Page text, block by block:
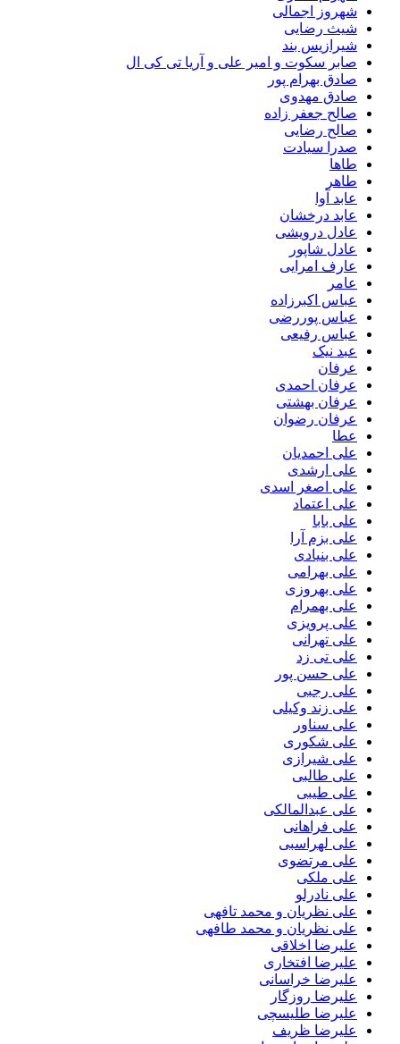
شهروز اجمالی
شیث رضایی
شیرازیس بند
صابر سکوت و امیر علی و آریا تی کی ال
صادق بهرام پور
صادق مهدوی
صالح جعفر زاده
صالح رضایی
صدرا سیادت
طاها
طاهر
عابد آوا
عابد درخشان
عادل درویشی
عادل شاپور
عارف امرایی
عامر
عباس اکبرزاده
عباس پوررضی
عباس رفیعی
عبد نیک
عرفان
عرفان احمدی
عرفان بهشتی
عرفان رضوان
عطا
علی احمدیان
علی ارشدی
علی اصغر اسدی
علی اعتماد
علی بابا
علی بزم آرا
علی بنیادی
علی بهرامی
علی بهروزی
علی بهمرام
علی پرویزی
علی تهرانی
علی تی زد
علی حسن پور
علی رجبی
علی زند وکیلی
علی سناور
علی شکوری
علی شیرازی
علی طالبی
علی طیبی
علی عبدالمالکی
علی فراهانی
علی لهراسبی
علی مرتضوی
علی ملکی
علی نادرلو
علی نظریان و محمد تافهی
علی نظریان و محمد طافهی
علیرضا اخلاقی
علیرضا افتخاری
علیرضا خراسانی
علیرضا روزگار
علیرضا طلیسچی
علیرضا ظریف